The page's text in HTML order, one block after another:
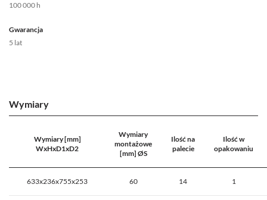
100 000 h
Gwarancja
5 lat
Wymiary
Wymiary [mm]
WxHxD1xD2
Wymiary
montażowe
[mm] ØS
Ilość na
palecie
Ilość w
opakowaniu
633x236x755x253 60 14 1